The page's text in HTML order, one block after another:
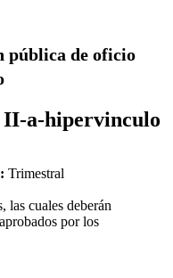
pública de oficio
a-hipervinculo
Trimestral
las cuales deberán
por los